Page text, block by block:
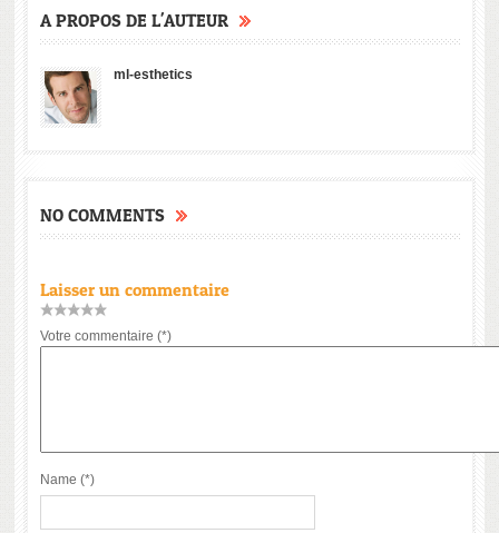
A PROPOS DE L'AUTEUR
ml-esthetics
NO COMMENTS
Laisser un commentaire
Votre commentaire (*)
Name (*)